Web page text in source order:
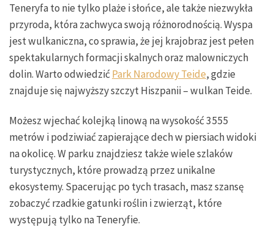
Teneryfa to nie tylko plaże i słońce, ale także niezwykła
przyroda, która zachwyca swoją różnorodnością. Wyspa
jest wulkaniczna, co sprawia, że jej krajobraz jest pełen
spektakularnych formacji skalnych oraz malowniczych
dolin. Warto odwiedzićPark Narodowy Teide, gdzie
znajduje się najwyższy szczyt Hiszpanii – wulkan Teide.
Możesz wjechać kolejką linową na wysokość 3555
metrów i podziwiać zapierające dech w piersiach widoki
na okolicę. W parku znajdziesz także wiele szlaków
turystycznych, które prowadzą przez unikalne
ekosystemy. Spacerując po tych trasach, masz szansę
zobaczyć rzadkie gatunki roślin i zwierząt, które
występują tylko na Teneryfie.